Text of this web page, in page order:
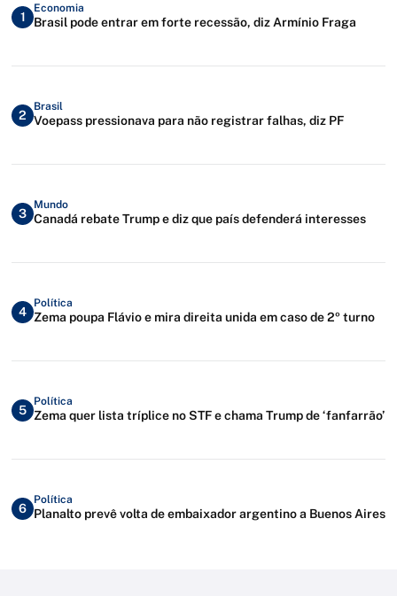
1
Economia
Brasil pode entrar em forte recessão, diz Armínio Fraga
2
Brasil
Voepass pressionava para não registrar falhas, diz PF
3
Mundo
Canadá rebate Trump e diz que país defenderá interesses
4
Política
Zema poupa Flávio e mira direita unida em caso de 2º turno
5
Política
Zema quer lista tríplice no STF e chama Trump de ‘fanfarrão’
6
Política
Planalto prevê volta de embaixador argentino a Buenos Aires